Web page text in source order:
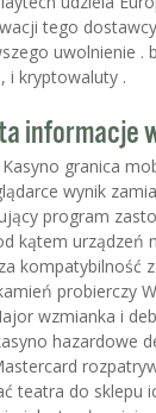
tego
uwolnienie .
i kryptowaluty .
informacje
granica
wynik
program
kątem urządzeń
kompatybilność
probierczy
wzmianka i
hazardowe
teatra do sklepu